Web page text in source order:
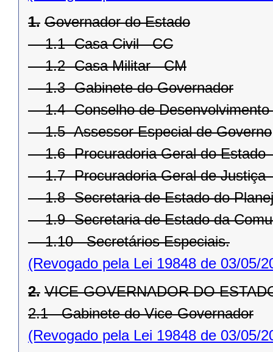
1. Governador do Estado
1.1- Casa Civil - CC
1.2- Casa Militar - CM
1.3- Gabinete do Governador
1.4- Conselho de Desenvolvimento
1.5- Assessor Especial de Governo
1.6- Procuradoria Geral do Estado
1.7- Procuradoria Geral de Justiça
1.8- Secretaria de Estado do
1.9- Secretaria de Estado da
1.10 - Secretários Especiais.
(Revogado pela Lei 19848 de 03/05/
2. VICE-GOVERNADOR DO
2.1 - Gabinete do Vice-Governador
(Revogado pela Lei 19848 de 03/05/